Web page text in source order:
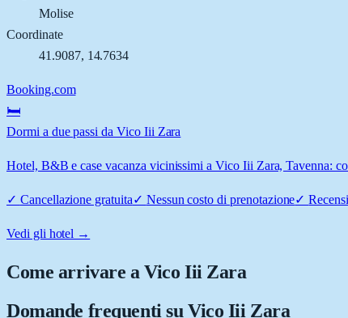
Molise
Coordinate
41.9087, 14.7634
Booking.com
🛏️
Dormi a due passi da Vico Iii Zara
Hotel, B&B e case vacanza vicinissimi a Vico Iii Zara, Tavenna:
✓ Cancellazione gratuita✓ Nessun costo di prenotazione✓
Vedi gli hotel →
Come arrivare aVico Iii Zara
Domande frequenti su Vico Iii Zara